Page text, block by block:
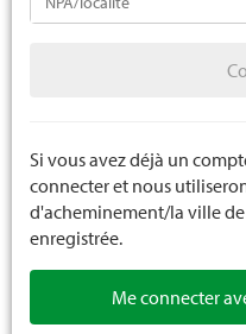
Bottes d’hiver / Boots
Bottes de jardin /
Si vous avez déjà un
connecter et nous
d'acheminement/la ville
enregistrée.
Me connecter